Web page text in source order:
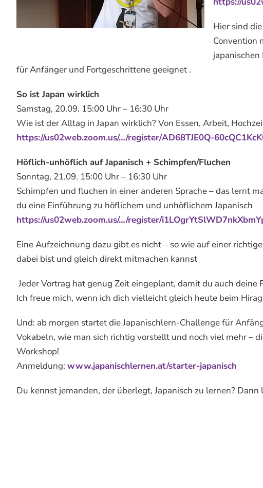
Hier sind
Convention
für Anfänger und Fortgeschrittene geeignet .
So ist Japan wirklich
Samstag, 20.09. 15:00 Uhr – 16:30 Uhr
Wie ist der Alltag in Japan wirklich? Von Essen, Arbeit,
https://us02web.zoom.us/…/register/AD68TJE0Q-
Höflich-unhöflich auf Japanisch + Schimpfen/Fluchen
Sonntag, 21.09. 15:00 Uhr – 16:30 Uhr
Schimpfen und fluchen in einer anderen Sprache – das lernt
du eine Einführung zu höflichem und unhöflichem Japanisch
https://us02web.zoom.us/…/register/
Eine Aufzeichnung dazu gibt es nicht – so wie auf einer
dabei bist und gleich direkt mitmachen kannst
Jeder Vortrag hat genug Zeit eingeplant, damit du auch deine
Ich freue mich, wenn ich dich vielleicht gleich heute beim
Und: ab morgen startet die Japanischlern-Challenge für
Vokabeln, wie man sich richtig vorstellt und noch viel mehr –
Workshop!
Anmeldung: www.japanischlernen.at/starter-japanisch
Du kennst jemanden, der überlegt, Japanisch zu lernen?